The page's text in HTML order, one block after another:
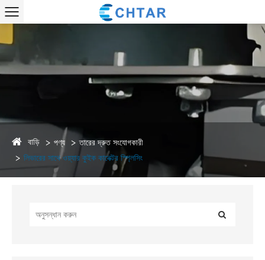
বাড়ি পণ্য
তারের দ্রুত সংযোগকারী
লিভারের সাথে ওয়্যার কুইক কানেক্টর স্প্লিসিং